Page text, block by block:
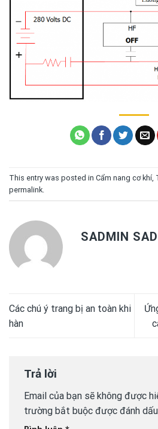
This entry was posted in Cẩm nang cơ khí
permalink
SADMIN
Các chú ý trang bị an toàn khi
hàn
Trả lời
Email của bạn sẽ không được
trường bắt buộc được đánh dấu